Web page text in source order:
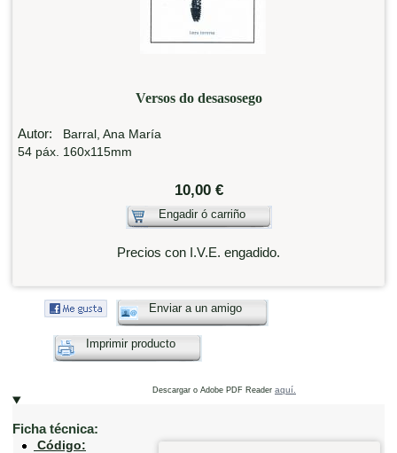
Versos do desasosego
Autor:
Barral, Ana María
54 páx. 160x115mm
10,00 €
Engadir ó carriño
Precios con I.V.E. engadido.
Enviar a un amigo
Imprimir producto
Descargar o Adobe PDF Reader aquí.
Ficha técnica:
Código: